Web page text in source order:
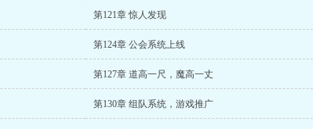
第121章 惊人发现
第124章 公会系统上线
第127章 道高一尺，魔高一丈
第130章 组队系统，游戏推广